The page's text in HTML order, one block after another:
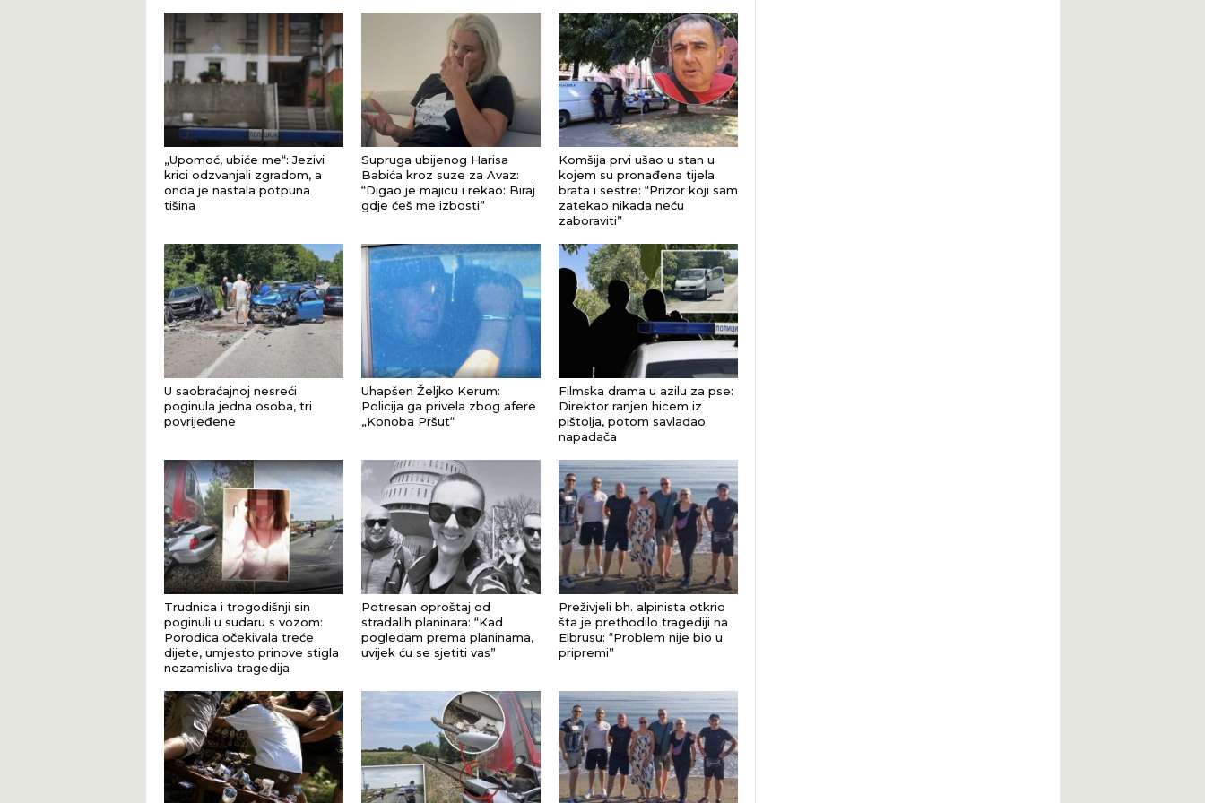
„Upomoć, ubiće me“: Jezivi
krici odzvanjali zgradom, a
onda je nastala potpuna
tišina
Supruga ubijenog Harisa
Babića kroz suze za Avaz:
“Digao je majicu i rekao: Biraj
gdje ćeš me izbosti”
Komšija prvi ušao u stan u
kojem su pronađena tijela
brata i sestre: “Prizor koji sam
zatekao nikada neću
zaboraviti”
U saobraćajnoj nesreći
poginula jedna osoba, tri
povrijeđene
Uhapšen Željko Kerum:
Policija ga privela zbog afere
„Konoba Pršut“
Filmska drama u azilu za pse:
Direktor ranjen hicem iz
pištolja, potom savladao
napadača
Trudnica i trogodišnji sin
poginuli u sudaru s vozom:
Porodica očekivala treće
dijete, umjesto prinove stigla
nezamisliva tragedija
Potresan oproštaj od
stradalih planinara: “Kad
pogledam prema planinama,
uvijek ću se sjetiti vas”
Preživjeli bh. alpinista otkrio
šta je prethodilo tragediji na
Elbrusu: “Problem nije bio u
pripremi”